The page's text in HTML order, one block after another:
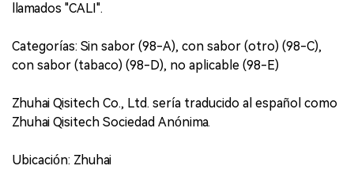
llamados "CALI".
Categorías: Sin sabor (98-A), con sabor (otro) (98-C),
con sabor (tabaco) (98-D), no aplicable (98-E)
Zhuhai Qisitech Co., Ltd. sería traducido al español como
Zhuhai Qisitech Sociedad Anónima.
Ubicación: Zhuhai